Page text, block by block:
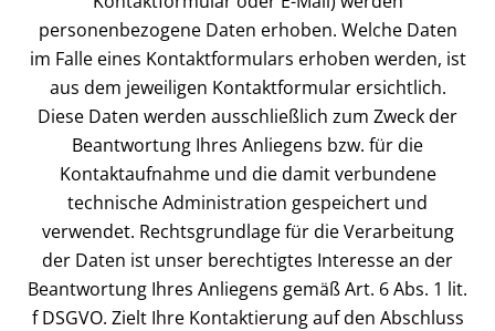
personenbezogene Daten erhoben. Welche Daten
im Falle eines Kontaktformulars erhoben werden, ist
aus dem jeweiligen Kontaktformular ersichtlich.
Diese Daten werden ausschließlich zum Zweck der
Beantwortung Ihres Anliegens bzw. für die
Kontaktaufnahme und die damit verbundene
technische Administration gespeichert und
verwendet. Rechtsgrundlage für die Verarbeitung
der Daten ist unser berechtigtes Interesse an der
Beantwortung Ihres Anliegens gemäß Art. 6 Abs. 1 lit.
f DSGVO. Zielt Ihre Kontaktierung auf den Abschluss